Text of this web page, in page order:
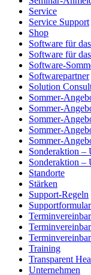
Service
Service Support
Shop
Software für
Software für
Software-
Softwarepartner
Solution
Sommer-
Sommer-
Sommer-
Sommer-
Sommer-
Sonderaktion –
Sonderaktion –
Standorte
Stärken
Support-Regeln
Supportformular
Training
Transparent
Unternehmen